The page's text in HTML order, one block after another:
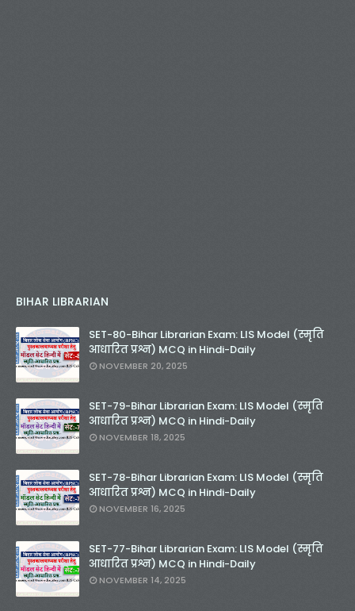
BIHAR LIBRARIAN
SET-80-Bihar Librarian Exam: LIS Model (स्मृति
आधारित प्रश्न) MCQ in Hindi-Daily
NOVEMBER 20, 2025
SET-79-Bihar Librarian Exam: LIS Model (स्मृति
आधारित प्रश्न) MCQ in Hindi-Daily
NOVEMBER 18, 2025
SET-78-Bihar Librarian Exam: LIS Model (स्मृति
आधारित प्रश्न) MCQ in Hindi-Daily
NOVEMBER 16, 2025
SET-77-Bihar Librarian Exam: LIS Model (स्मृति
आधारित प्रश्न) MCQ in Hindi-Daily
NOVEMBER 14, 2025